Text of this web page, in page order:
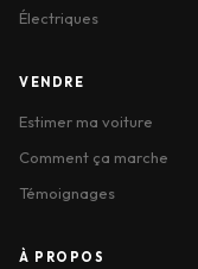
Électriques
VENDRE
Estimer ma voiture
Comment ça marche
Témoignages
À PROPOS